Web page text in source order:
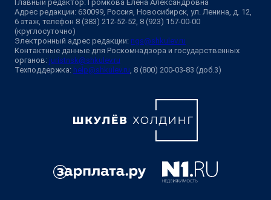
Главный редактор: Громкова Елена Александровна
Адрес редакции: 630099, Россия, Новосибирск, ул. Ленина, д. 12,
6 этаж, телефон 8 (383) 212-52-52, 8 (923) 157-00-00
(круглосуточно)
Электронный адрес редакции: ngs@shkulev.ru
Контактные данные для Роскомнадзора и государственных
органов: juristnsk@shkulev.ru
Техподдержка: help@shkulev.ru, 8 (800) 200-03-83 (доб.3)